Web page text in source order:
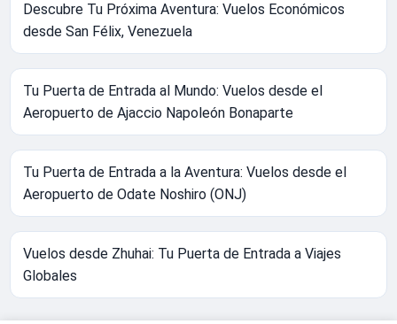
Descubre Tu Próxima Aventura: Vuelos Económicos
desde San Félix, Venezuela
Tu Puerta de Entrada al Mundo: Vuelos desde el
Aeropuerto de Ajaccio Napoleón Bonaparte
Tu Puerta de Entrada a la Aventura: Vuelos desde el
Aeropuerto de Odate Noshiro (ONJ)
Vuelos desde Zhuhai: Tu Puerta de Entrada a Viajes
Globales